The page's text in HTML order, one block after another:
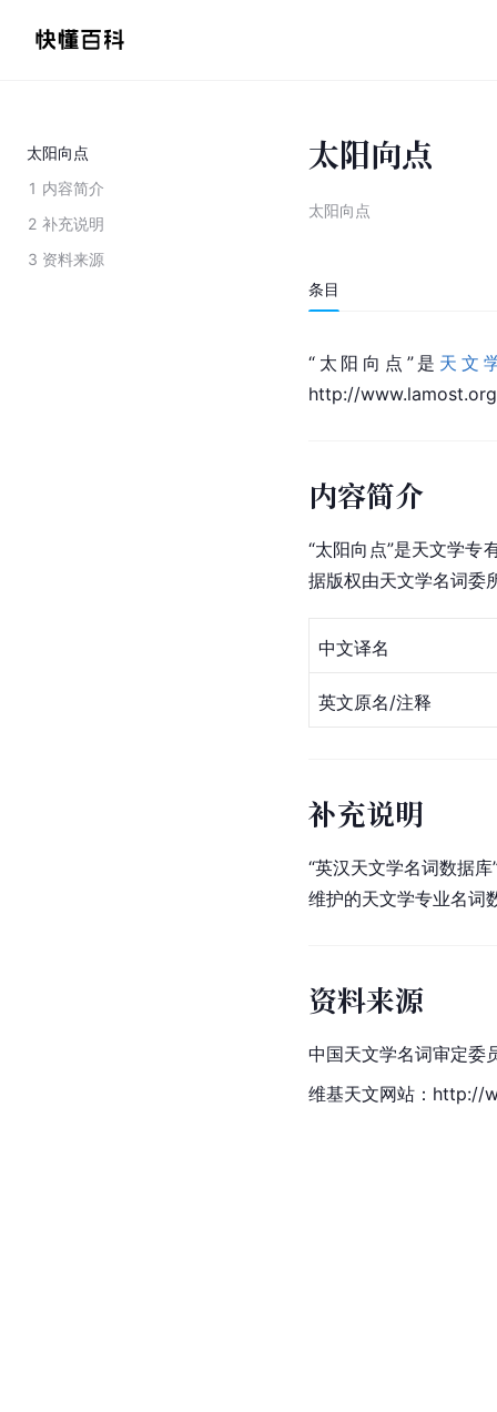
太阳向点
1 内容简介
2 补充说明
3 资料来源
太阳向点
太阳向点
条目
“太阳向点”是 天文
http://www.lamost.
内容简介
“太阳向点”是天文学专
据版权由天文学名词委
中文译名
英文原名/注释
补充说明
“英汉天文学名词数据
维护的天文学专业名词
资料来源
中国天文学名词审定委
维基天文网站：http://